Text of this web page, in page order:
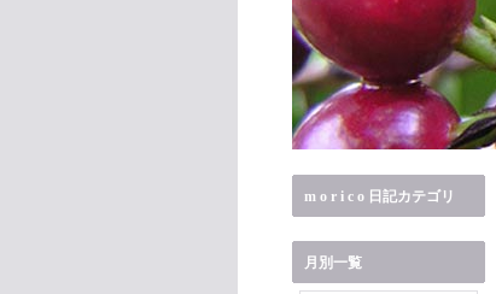
m o r i c o 日記カテゴリ
月別一覧